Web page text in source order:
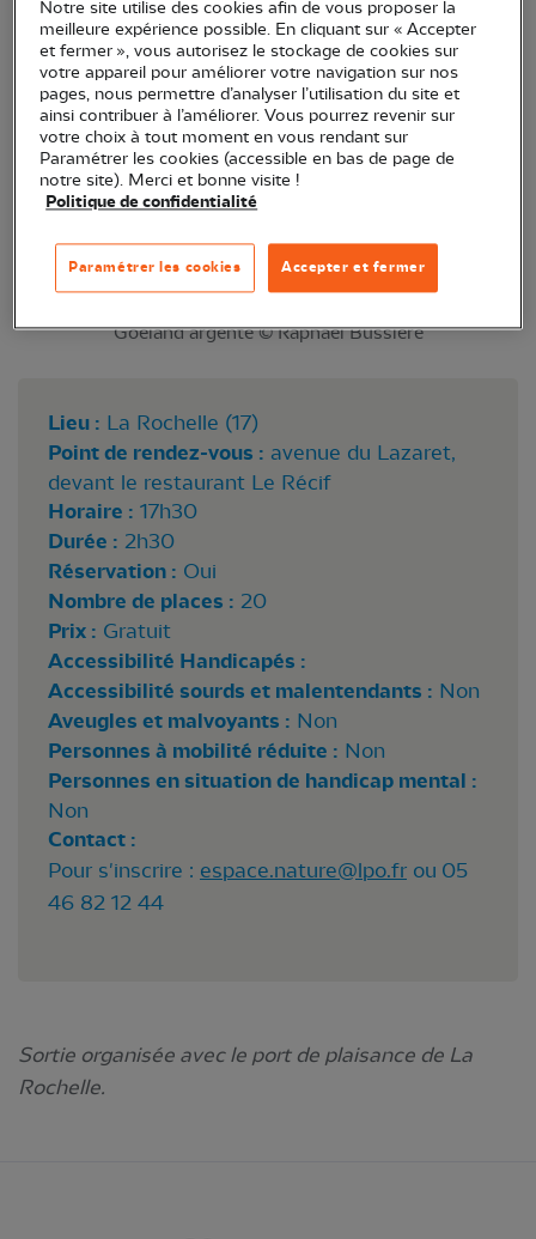
fondamental de la laisse de mer et les oiseaux des
parcs et jardins.
Goéland argenté © Raphaël Bussière
Lieu : La Rochelle (17)
Point de rendez-vous : avenue du Lazaret,
devant le restaurant Le Récif
Horaire : 17h30
Durée : 2h30
Réservation : Oui
Nombre de places : 20
Prix : Gratuit
Accessibilité Handicapés :
Accessibilité sourds et malentendants : Non
Aveugles et malvoyants : Non
Personnes à mobilité réduite : Non
Personnes en situation de handicap mental :
Non
Contact :
Pour s'inscrire : espace.nature@lpo.fr ou 05
46 82 12 44
Sortie organisée avec le port de plaisance de La
Rochelle.
Notre site utilise des cookies afin de vous proposer la
meilleure expérience possible. En cliquant sur « Accepter
et fermer », vous autorisez le stockage de cookies sur
votre appareil pour améliorer votre navigation sur nos
pages, nous permettre d’analyser l’utilisation du site et
ainsi contribuer à l’améliorer. Vous pourrez revenir sur
votre choix à tout moment en vous rendant sur
Paramétrer les cookies (accessible en bas de page de
notre site). Merci et bonne visite !
Politique de confidentialité
Accepter et fermer
Paramétrer les cookies